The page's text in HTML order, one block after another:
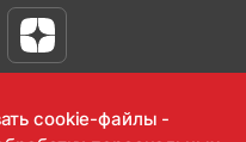
Яндекс Дзен
cookie-файлы -